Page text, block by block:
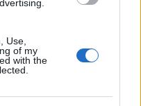
Use,
of my
with the
θυρών
αιφνίδια απώλεια